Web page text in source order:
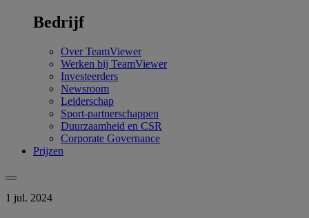
Bedrijf
Over TeamViewer
Werken bij TeamViewer
Investeerders
Newsroom
Leiderschap
Sport-partnerschappen
Duurzaamheid en CSR
Corporate Governance
Prijzen
1 jul. 2024